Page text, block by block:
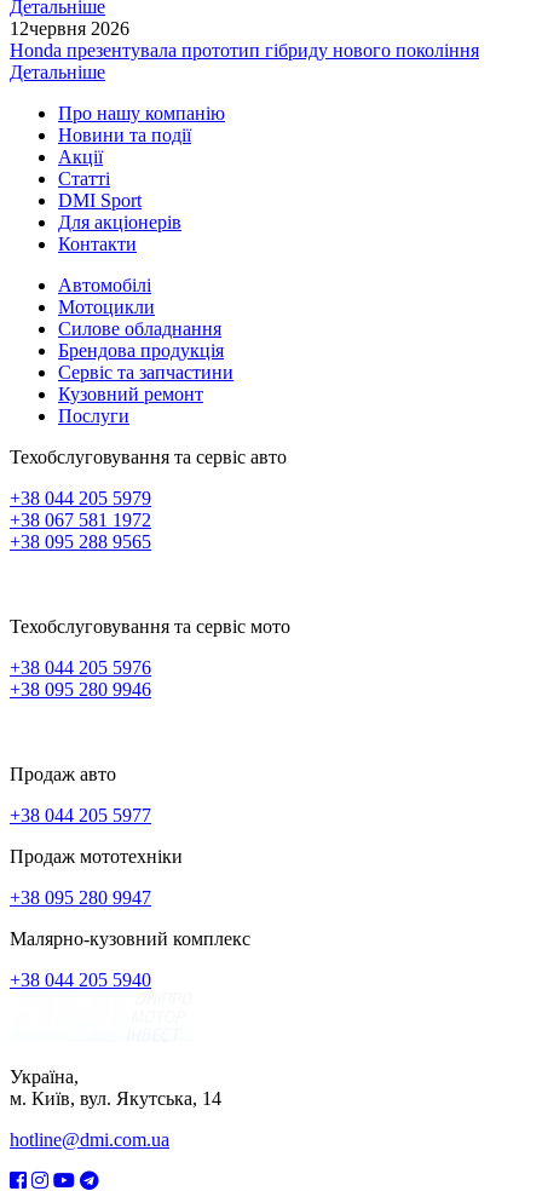
Детальніше
12червня 2026
Honda презентувала прототип гібриду нового покоління
Детальніше
Про нашу компанію
Новини та події
Акції
Статті
DMI Sport
Для акціонерів
Контакти
Автомобілі
Мотоцикли
Силове обладнання
Брендова продукція
Сервіс та запчастини
Кузовний ремонт
Послуги
Техобслуговування та сервіс авто
+38 044 205 5979
+38 067 581 1972
+38 095 288 9565
Техобслуговування та сервіс мото
+38 044 205 5976
+38 095 280 9946
Продаж авто
+38 044 205 5977
Продаж мототехніки
+38 095 280 9947
Малярно-кузовний комплекс
+38 044 205 5940
Україна,
м. Київ, вул. Якутська, 14
hotline@dmi.com.ua